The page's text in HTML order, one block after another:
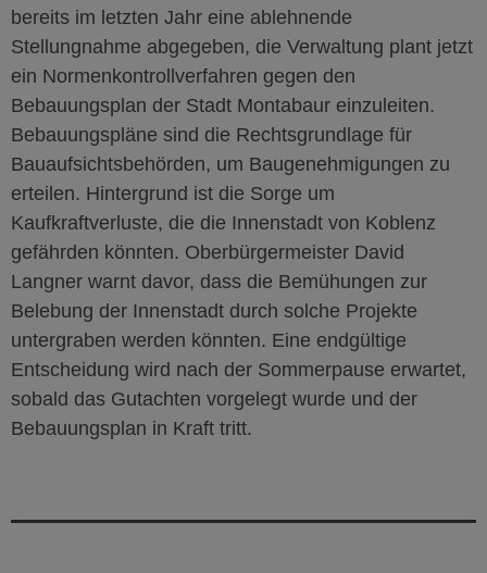
bereits im letzten Jahr eine ablehnende
Stellungnahme abgegeben, die Verwaltung plant jetzt
ein Normenkontrollverfahren gegen den
Bebauungsplan der Stadt Montabaur einzuleiten.
Bebauungspläne sind die Rechtsgrundlage für
Bauaufsichtsbehörden, um Baugenehmigungen zu
erteilen. Hintergrund ist die Sorge um
Kaufkraftverluste, die die Innenstadt von Koblenz
gefährden könnten. Oberbürgermeister David
Langner warnt davor, dass die Bemühungen zur
Belebung der Innenstadt durch solche Projekte
untergraben werden könnten. Eine endgültige
Entscheidung wird nach der Sommerpause erwartet,
sobald das Gutachten vorgelegt wurde und der
Bebauungsplan in Kraft tritt.